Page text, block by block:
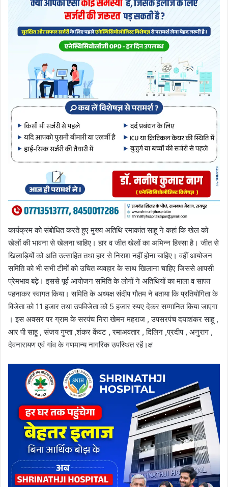
कार्यक्रम को संबोधित करते हुए मुख्य अतिथि रमाकांत साहू ने कहां कि खेल को
खेलों की भावना से खेलना चाहिए। हार व जीत खेलों का अभिन्न हिस्सा है। जीत से
खिलाड़ियों को अति उत्साहित तथा हार से निराश नहीं होना चाहिए। वहीं आयोजन
समिति को भी सभी टीमों को उचित व्यवहार के साथ खिलाना चाहिए जिससे आपसी
प्रेमभाव बढ़े। इससे पूर्व आयोजन समिति के लोगों ने अतिथियों का माला व साफा
पहनाकर स्वागत किया। समिति के अध्यक्ष संदीप गौतम ने बताया कि प्रतियोगिता के
विजेता को 11 हजार तथा उपविजेता को 5 हजार रुपए देकर सम्मानित किया जाएगा
। इस अवसर पर ग्राम के सरपंच निरा खेमन महराज , उपसरपंच दयाशंकर साहू ,
आर पी साहू , संजय गुप्ता ,शंकर केंवट , रमाअवतार , दिलिन ,प्रदीप , अनुराग ,
देवनारायण एवं गांव के गणमान्य नागरिक उपस्थित रहें।क्ष